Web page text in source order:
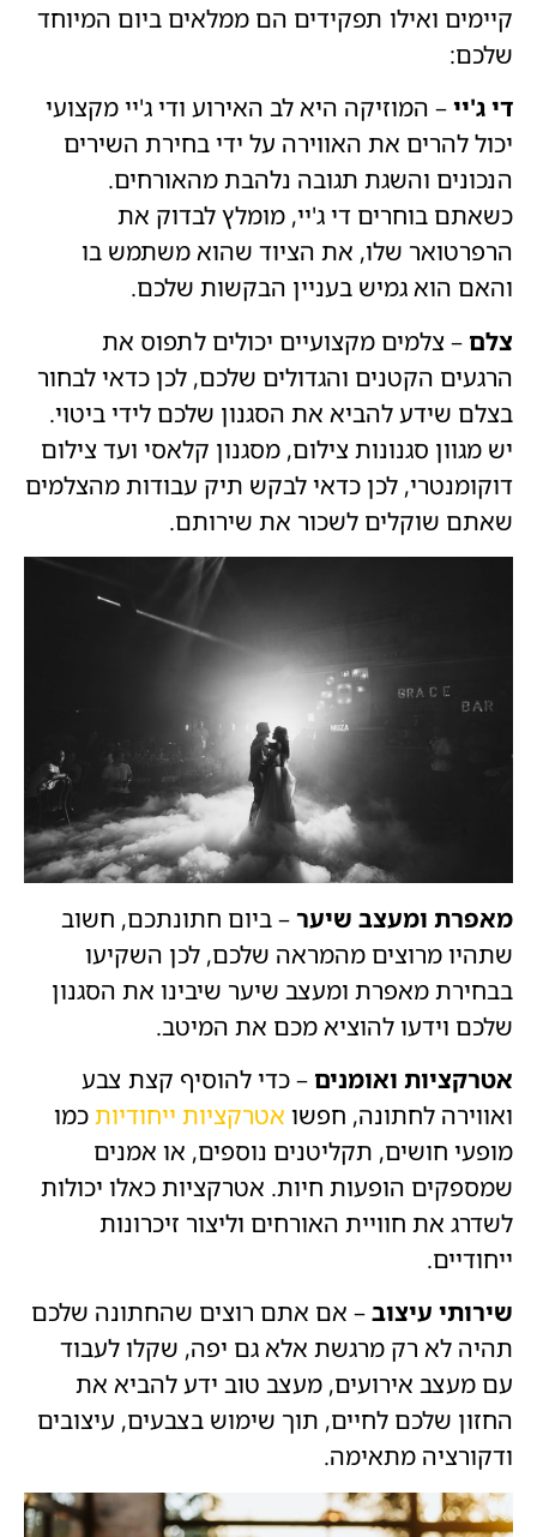
קיימים ואילו תפקידים הם ממלאים ביום המיוחד
שלכם:
די ג'יי– המוזיקה היא לב האירוע ודי ג'יי מקצועי
יכול להרים את האווירה על ידי בחירת השירים
הנכונים והשגת תגובה נלהבת מהאורחים.
כשאתם בוחרים די ג'יי, מומלץ לבדוק את
הרפרטואר שלו, את הציוד שהוא משתמש בו
והאם הוא גמיש בעניין הבקשות שלכם.
צלם – צלמים מקצועיים יכולים לתפוס את
הרגעים הקטנים והגדולים שלכם, לכן כדאי לבחור
בצלם שידע להביא את הסגנון שלכם לידי ביטוי.
יש מגוון סגנונות צילום, מסגנון קלאסי ועד צילום
דוקומנטרי, לכן כדאי לבקש תיק עבודות מהצלמים
שאתם שוקלים לשכור את שירותם.
מאפרת ומעצב שיער– ביום חתונתכם, חשוב
שתהיו מרוצים מהמראה שלכם, לכן השקיעו
בבחירת מאפרת ומעצב שיער שיבינו את הסגנון
שלכם וידעו להוציא מכם את המיטב.
אטרקציות ואומנים – כדי להוסיף קצת צבע
ואווירה לחתונה, חפשו אטרקציות ייחודיותכמו
מופעי חושים, תקליטנים נוספים, או אמנים
שמספקים הופעות חיות. אטרקציות כאלו יכולות
לשדרג את חוויית האורחים וליצור זיכרונות
ייחודיים.
שירותי עיצוב– אם אתם רוצים שהחתונה שלכם
תהיה לא רק מרגשת אלא גם יפה, שקלו לעבוד
עם מעצב אירועים, מעצב טוב ידע להביא את
החזון שלכם לחיים, תוך שימוש בצבעים, עיצובים
ודקורציה מתאימה.